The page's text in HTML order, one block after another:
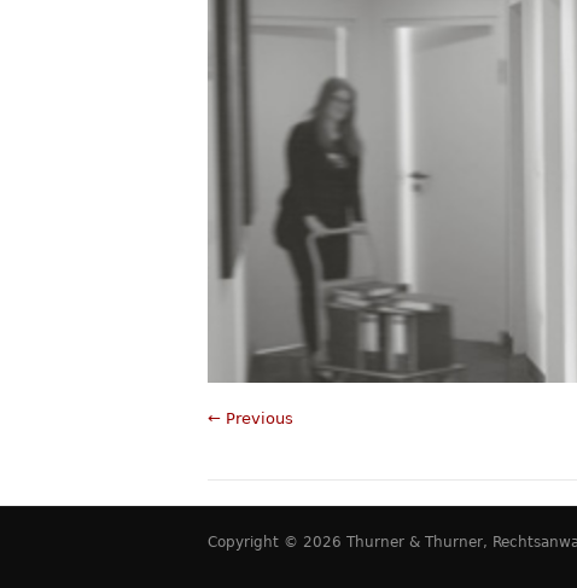
← Previous
Copyright © 2026 Thurner & Thurner,